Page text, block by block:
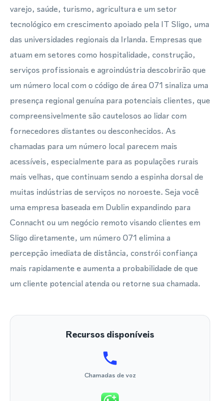
varejo, saúde, turismo, agricultura e um setor
tecnológico em crescimento apoiado pela IT Sligo, uma
das universidades regionais da Irlanda. Empresas que
atuam em setores como hospitalidade, construção,
serviços profissionais e agroindústria descobrirão que
um número local com o código de área 071 sinaliza uma
presença regional genuína para potenciais clientes, que
compreensivelmente são cautelosos ao lidar com
fornecedores distantes ou desconhecidos. As
chamadas para um número local parecem mais
acessíveis, especialmente para as populações rurais
mais velhas, que continuam sendo a espinha dorsal de
muitas indústrias de serviços no noroeste. Seja você
uma empresa baseada em Dublin expandindo para
Connacht ou um negócio remoto visando clientes em
Sligo diretamente, um número 071 elimina a
percepção imediata de distância, constrói confiança
mais rapidamente e aumenta a probabilidade de que
um cliente potencial atenda ou retorne sua chamada.
Recursos disponíveis
Chamadas de voz